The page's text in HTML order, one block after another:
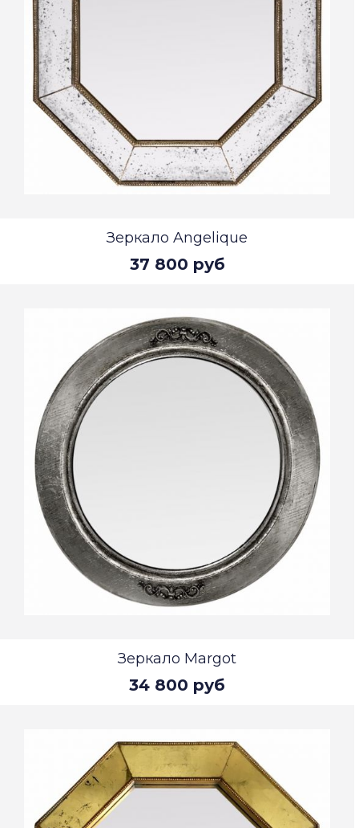
Зеркало Angelique
37 800 руб
Зеркало Margot
34 800 руб